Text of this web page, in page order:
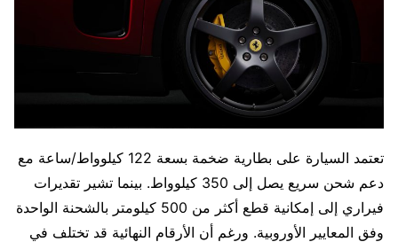
تعتمد السيارة على بطارية ضخمة بسعة 122 كيلوواط/ساعة مع
دعم شحن سريع يصل إلى 350 كيلوواط. بينما تشير تقديرات
فيراري إلى إمكانية قطع أكثر من 500 كيلومتر بالشحنة الواحدة
وفق المعايير الأوروبية. ورغم أن الأرقام النهائية قد تختلف في